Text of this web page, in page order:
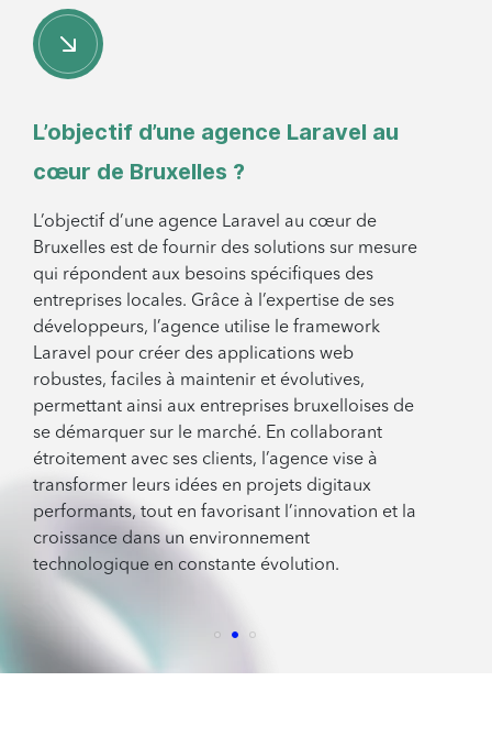
L’objectif d’une agence Laravel au
cœur de Bruxelles ?
L’objectif d’une agence Laravel au cœur de
Bruxelles est de fournir des solutions sur mesure
qui répondent aux besoins spécifiques des
entreprises locales. Grâce à l’expertise de ses
développeurs, l’agence utilise le framework
Laravel pour créer des applications web
robustes, faciles à maintenir et évolutives,
permettant ainsi aux entreprises bruxelloises de
se démarquer sur le marché. En collaborant
étroitement avec ses clients, l’agence vise à
transformer leurs idées en projets digitaux
performants, tout en favorisant l’innovation et la
croissance dans un environnement
technologique en constante évolution.